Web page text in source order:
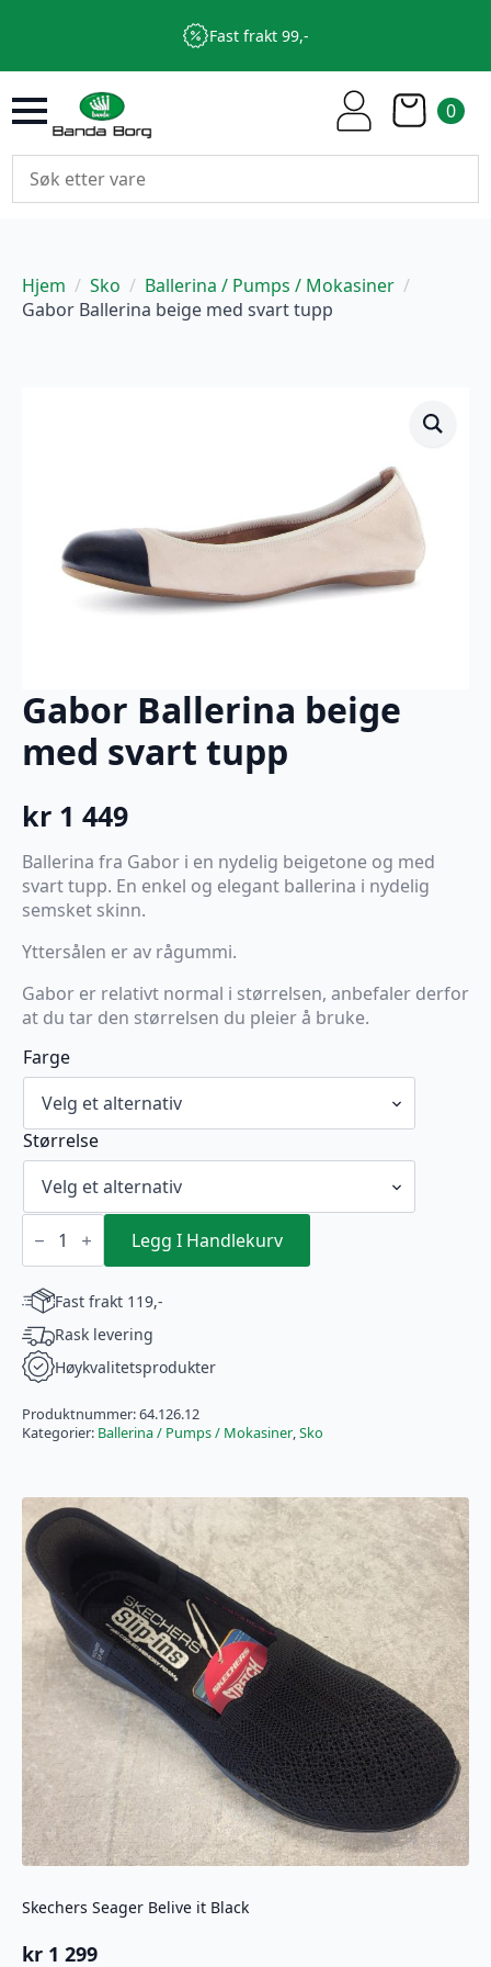
Fast frakt 99,-
0
Hjem Sko
Ballerina / Pumps / Mokasiner
Gabor Ballerina beige med svart tupp
Gabor Ballerina beige
med svart tupp
kr 1 449
Ballerina fra Gabor i en nydelig beigetone og med
svart tupp. En enkel og elegant ballerina i nydelig
semsket skinn.
Yttersålen er av rågummi.
Gabor er relativt normal i størrelsen, anbefaler derfor
at du tar den størrelsen du pleier å bruke.
Farge
Størrelse
Gabor
Ballerina
med
svart
tupp
antall
Legg I Handlekurv
Fast frakt 119,-
Rask levering
Høykvalitetsprodukter
Produktnummer:64.126.12
Kategorier: Ballerina / Pumps / Mokasiner,Sko
Skechers Seager Belive it Black
kr 1 299